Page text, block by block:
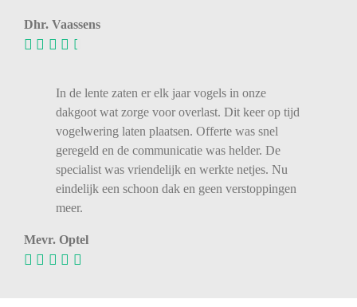
Dhr. Vaassens
In de lente zaten er elk jaar vogels in onze
dakgoot wat zorge voor overlast. Dit keer op tijd
vogelwering laten plaatsen. Offerte was snel
geregeld en de communicatie was helder. De
specialist was vriendelijk en werkte netjes. Nu
eindelijk een schoon dak en geen verstoppingen
meer.
Mevr. Optel